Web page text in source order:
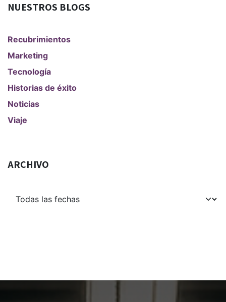
NUESTROS BLOGS
Recubrimientos
Marketing
Tecnología
Historias de éxito
Noticias
Viaje
ARCHIVO